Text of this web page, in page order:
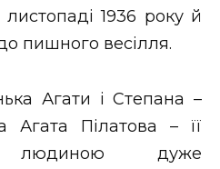
1936 року й
пишного весілля.
Агати і Степана –
Агата Пілатова – її
дуже